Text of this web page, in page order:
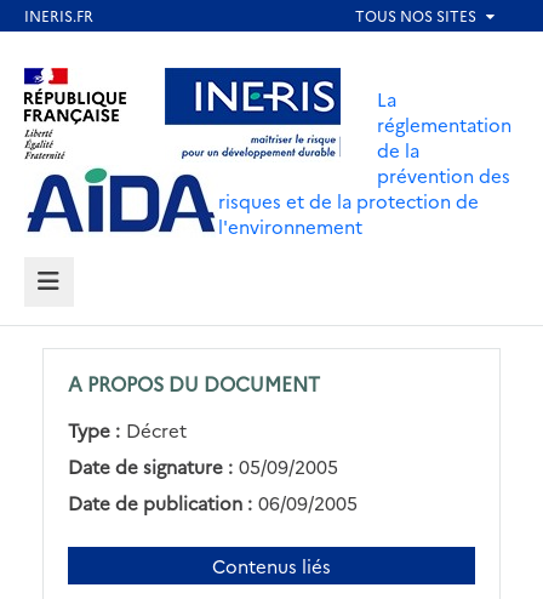
contenu
principal
Aller au contenu Aller au menu
Aller au pied de page
La
réglementation
de la
prévention des
risques et de la protection de
l'environnement
MENU
A PROPOS DU DOCUMENT
Type : Décret
Date de signature : 05/09/2005
Date de publication : 06/09/2005
Contenus liés